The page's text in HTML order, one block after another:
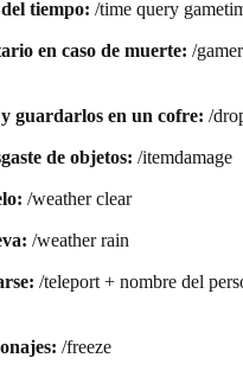
tiempo: /time query
en caso de muerte: /
guardarlos en un cofre: /
de objetos: /itemdamage
/weather clear
/weather rain
/teleport + nombre del
/freeze